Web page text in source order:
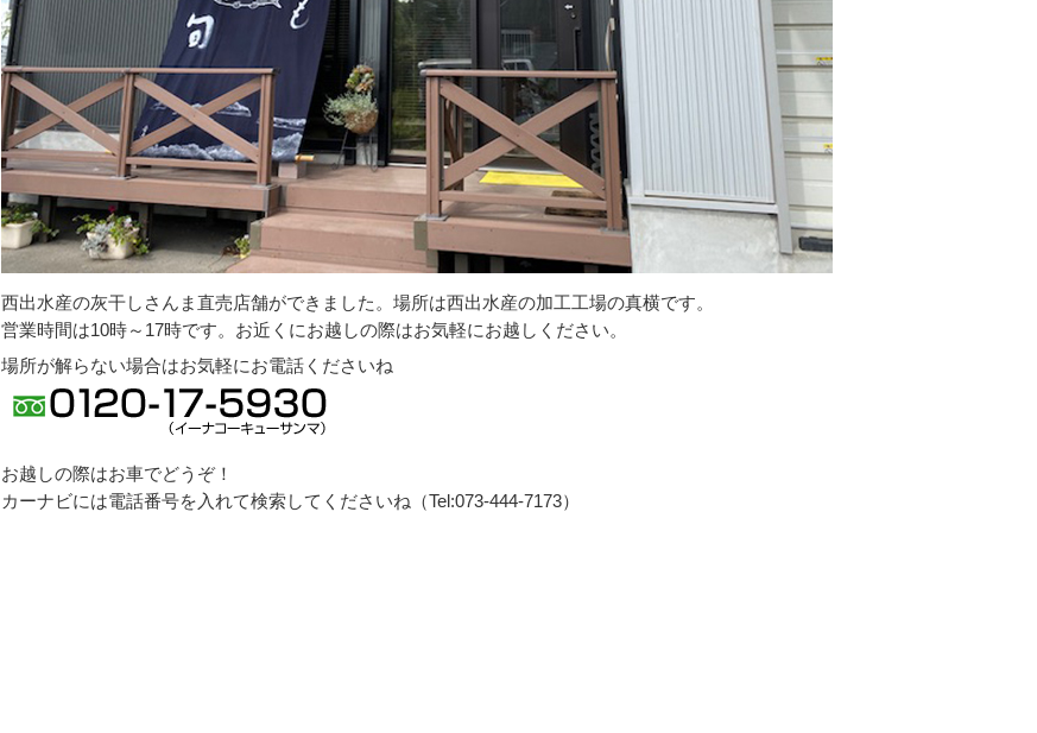
西出水産の灰干しさんま直売店舗ができました。場所は西出水産の加工工場の真横です。
営業時間は10時～17時です。お近くにお越しの際はお気軽にお越しください。
場所が解らない場合はお気軽にお電話くださいね
お越しの際はお車でどうぞ！
カーナビには電話番号を入れて検索してくださいね（Tel:073‐444‐7173）